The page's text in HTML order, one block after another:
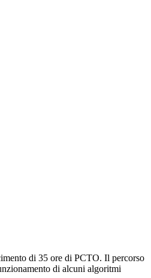
di 35 ore di PCTO. Il percorso
di alcuni algoritmi